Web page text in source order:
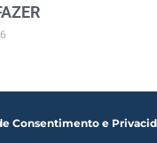
Consentimento e